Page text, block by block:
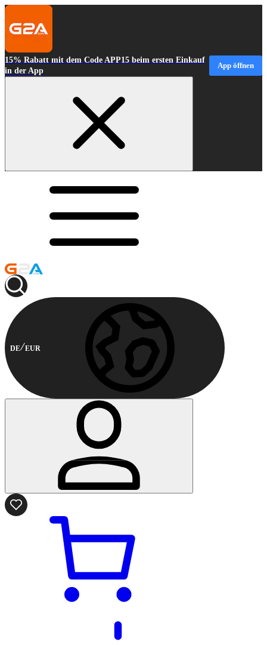
15% Rabatt mit dem Code APP15 beim ersten Einkauf
in der App
App öffnen
DE EUR